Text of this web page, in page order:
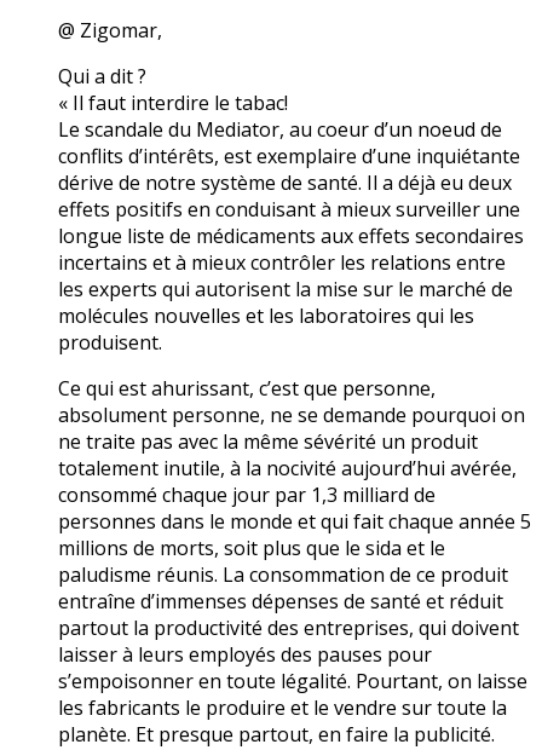
@ Zigomar,
Qui a dit ?
« Il faut interdire le tabac!
Le scandale du Mediator, au coeur d’un noeud de
conflits d’intérêts, est exemplaire d’une inquiétante
dérive de notre système de santé. Il a déjà eu deux
effets positifs en conduisant à mieux surveiller une
longue liste de médicaments aux effets secondaires
incertains et à mieux contrôler les relations entre
les experts qui autorisent la mise sur le marché de
molécules nouvelles et les laboratoires qui les
produisent.
Ce qui est ahurissant, c’est que personne,
absolument personne, ne se demande pourquoi on
ne traite pas avec la même sévérité un produit
totalement inutile, à la nocivité aujourd’hui avérée,
consommé chaque jour par 1,3 milliard de
personnes dans le monde et qui fait chaque année 5
millions de morts, soit plus que le sida et le
paludisme réunis. La consommation de ce produit
entraîne d’immenses dépenses de santé et réduit
partout la productivité des entreprises, qui doivent
laisser à leurs employés des pauses pour
s’empoisonner en toute légalité. Pourtant, on laisse
les fabricants le produire et le vendre sur toute la
planète. Et presque partout, en faire la publicité.